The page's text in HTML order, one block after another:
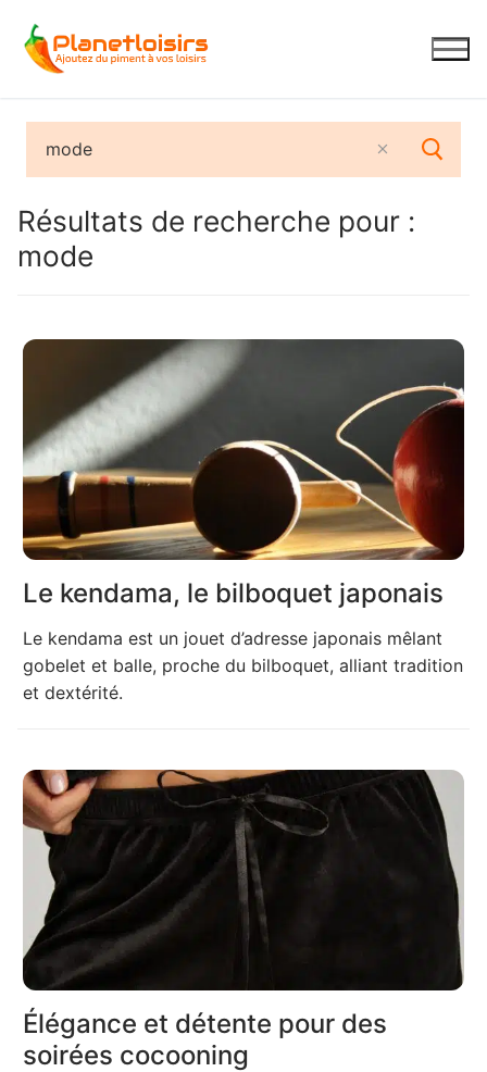
contenu
Résultats de recherche pour :
mode
Le kendama, le bilboquet japonais
Le kendama est un jouet d’adresse japonais mêlant
gobelet et balle, proche du bilboquet, alliant tradition
et dextérité.
Élégance et détente pour des
soirées cocooning